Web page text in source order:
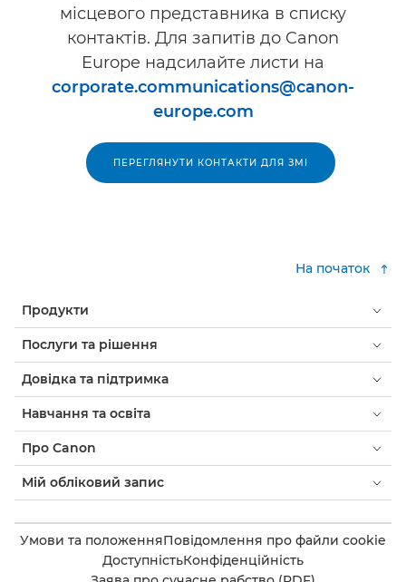
місцевого представника в списку
контактів. Для запитів до Canon
Europe надсилайте листи на
corporate.communications@canon-
europe.com
ПЕРЕГЛЯНУТИ КОНТАКТИ ДЛЯ ЗМІ
На початок
Продукти
Послуги та рішення
Довідка та підтримка
Навчання та освіта
Про Canon
Мій обліковий запис
Умови та положенняПовідомлення про файли cookie
ДоступністьКонфіденційність